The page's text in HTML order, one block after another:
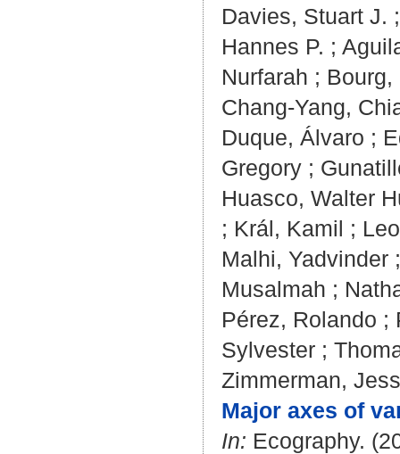
Davies, Stuart J.
Hannes P. ;
Nurfarah ; Bourg,
Chang‐Yang,
Duque, Álvaro ;
Gregory ;
Huasco, Walter
; Král, Kamil ;
Malhi, Yadvinder
Musalmah ;
Pérez, Rolando ;
Sylvester ;
Zimmerman, Jess
Major axes of
In: Ecography.